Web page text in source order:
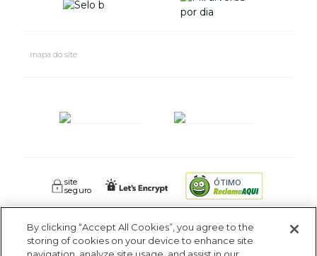
FARM RIO CIDADE MARAVILHOSA INDUSTRIA E COMERCIO DE
ROUPAS SA. - Av Coronel Phidias Tavora 360, Blc 1 Armazém 1 -
mapa do site
site
seguro
ÓTIMO
By clicking “Accept All Cookies”, you agree to the
storing of cookies on your device to enhance site